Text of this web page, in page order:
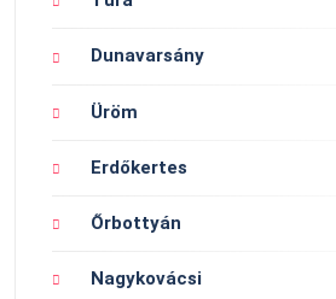
Dunavarsány
Üröm
Erdőkertes
Őrbottyán
Nagykovácsi